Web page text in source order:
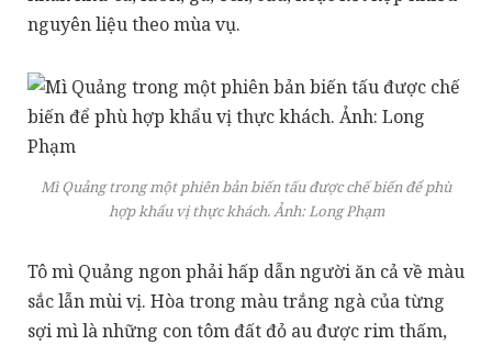
nguyên liệu theo mùa vụ.
Mì Quảng trong một phiên bản biến tấu được chế biến để phù
hợp khẩu vị thực khách. Ảnh: Long Phạm
Tô mì Quảng ngon phải hấp dẫn người ăn cả về màu
sắc lẫn mùi vị. Hòa trong màu trắng ngà của từng
sợi mì là những con tôm đất đỏ au được rim thấm,